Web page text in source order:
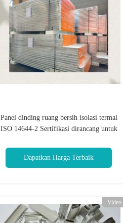
Panel dinding ruang bersih isolasi termal
ISO 14644-2 Sertifikasi dirancang untuk
Dapatkan Harga Terbaik
Video